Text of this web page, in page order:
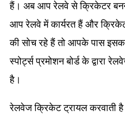
हैं। अब आप रेलवे से क्रिकेटर
आप रेलवे में कार्यरत हैं और
की सोच रहे हैं तो आपके पास
स्पोर्ट्स प्रमोशन बोर्ड के द्वारा
है।
रेलवेज क्रिकेट ट्रायल करवाती